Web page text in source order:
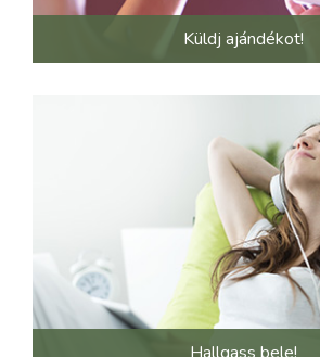
Küldj ajándékot!